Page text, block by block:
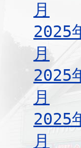
月
2025
月
2025
月
2025
月